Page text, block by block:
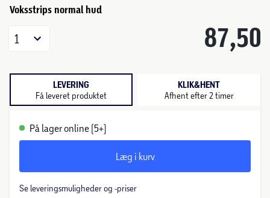
Voksstrips normal hud
87,50
1
LEVERING
Få leveret produktet
KLIK&HENT
Afhent efter 2 timer
På lager online (5+)
Læg i kurv
Se leveringsmuligheder og -priser